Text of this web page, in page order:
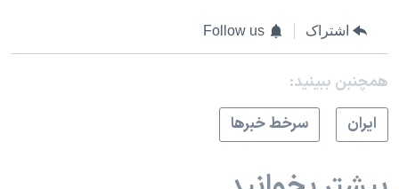
اشتراک Follow us
همچنبن ببینید:
ايران
سرخط خبرها